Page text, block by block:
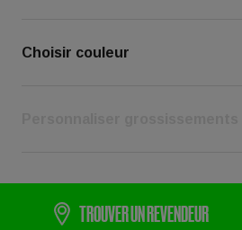
Choisir couleur
TROUVER UN REVENDEUR